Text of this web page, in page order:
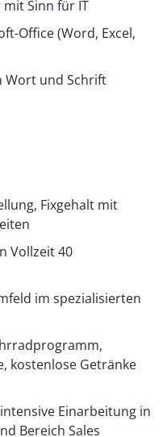
Sinn für IT
Office (Word, Excel,
Wort und Schrift
Fixgehalt mit
Vollzeit 40
im spezialisierten
kostenlose Getränke
Einarbeitung in
Bereich Sales